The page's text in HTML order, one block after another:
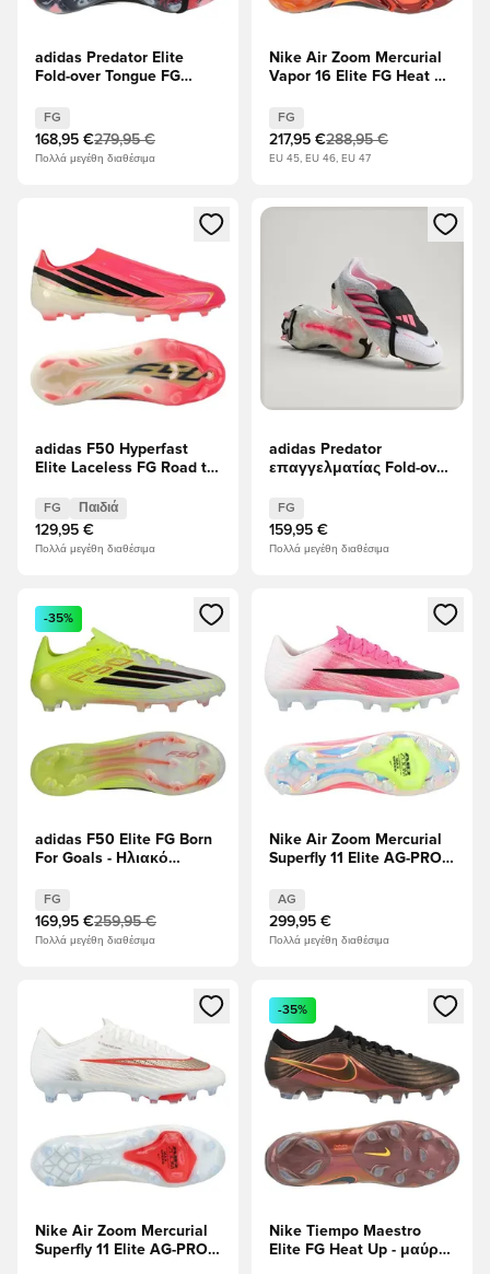
adidas Predator Elite
Fold-over Tongue FG
Υποδήματα Λευκά/
Διαυγές κόκκινο
FG
168,95 €279,95 €
Πολλά μεγέθη διαθέσιμα
Nike Air Zoom Mercurial
Vapor 16 Elite FG Heat Up
FG
217,95 €288,95 €
EU 45, EU 46, EU 47
Ανοίγει ένα Modal για να συνδεθείτε ή να εγγραφείτε ως
adidas F50 Hyperfast
Elite Laceless FG Road to
μαύρο/Χρυσό Μεταλλικό
Παιδιά
FG Παιδιά
129,95 €
Πολλά μεγέθη διαθέσιμα
Ανοίγει ένα Modal για να
adidas Predator
επαγγελματίας Fold-over
Control
FG
159,95 €
Πολλά μεγέθη διαθέσιμα
Ανοίγει ένα Modal για να συνδεθείτε ή να εγγραφείτε ως
-35%
adidas F50 Elite FG Born
For Goals - Ηλιακό
κόκκινο
FG
169,95 €259,95 €
Πολλά μεγέθη διαθέσιμα
Ανοίγει ένα Modal για να
Nike Air Zoom Mercurial
Superfly 11 Elite AG-PRO
μαύρο
AG
299,95 €
Πολλά μεγέθη διαθέσιμα
Ανοίγει ένα Modal για να συνδεθείτε ή να εγγραφείτε ως
Nike Air Zoom Mercurial
Superfly 11 Elite AG-PRO
Ανοίγει ένα Modal για να
-35%
Nike Tiempo Maestro
Elite FG Heat Up - μαύρο/